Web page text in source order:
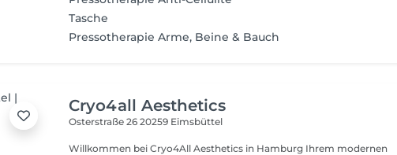
Tasche
Pressotherapie Arme, Beine & Bauch
Cryo4all Aesthetics
Osterstraße 2620259 Eimsbüttel
Willkommen bei Cryo4All Aesthetics in Hamburg Ihrem modernen